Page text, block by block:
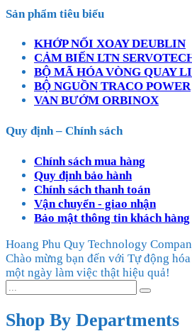
Sản phẩm tiêu biểu
KHỚP NỐI XOAY DEUBLIN
CẢM BIẾN LTN
BỘ MÃ HÓA VÒNG QUAY
BỘ NGUỒN TRACO POWER
VAN BƯỚM ORBINOX
Quy định – Chính sách
Chính sách mua hàng
Quy định bảo hành
Chính sách thanh toán
Vận chuyển - giao nhận
Bảo mật thông tin khách hàng
Hoang Phu Quy Technology
Chào mừng bạn đến với Tự động
một ngày làm việc thật hiệu quả!
Shop By Departments